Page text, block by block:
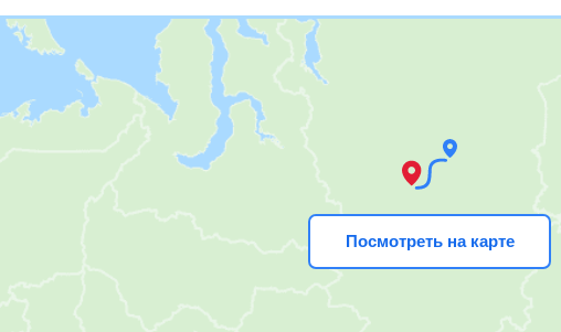
Посмотреть на карте